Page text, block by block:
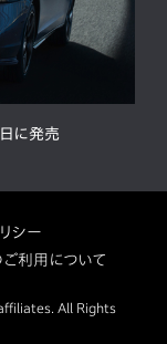
に発売
シー
ご利用について
All Rights